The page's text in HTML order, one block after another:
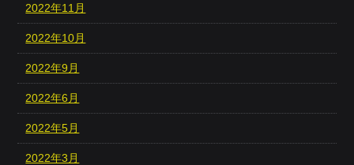
2022年11月
2022年10月
2022年9月
2022年6月
2022年5月
2022年3月